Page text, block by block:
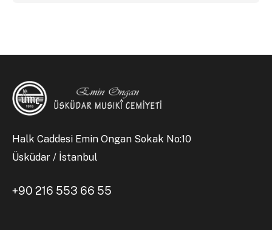
Halk Caddesi Emin Ongan Sokak No:10
Üsküdar / İstanbul
+90 216 553 66 55